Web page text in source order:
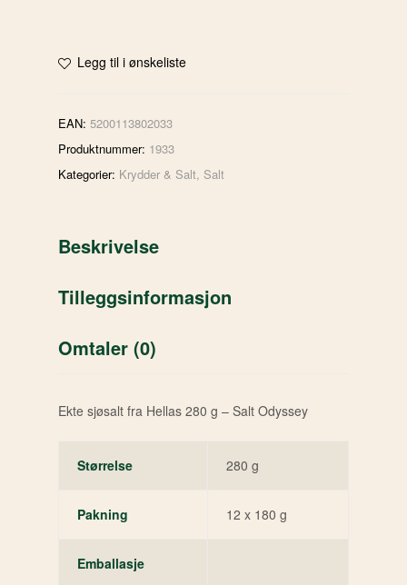
Legg til i ønskeliste
EAN: 5200113802033
Produktnummer: 1933
Kategorier: Krydder & Salt, Salt
Beskrivelse
Tilleggsinformasjon
Omtaler (0)
Ekte sjøsalt fra Hellas 280 g – Salt Odyssey
Størrelse 280 g
Pakning 12 x 180 g
Emballasje